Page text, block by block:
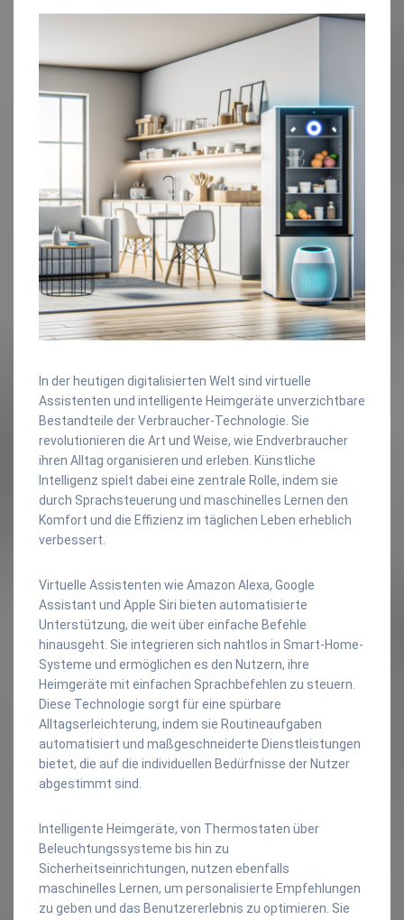
In der heutigen digitalisierten Welt sind virtuelle
Assistenten und intelligente Heimgeräte unverzichtbare
Bestandteile der Verbraucher-Technologie. Sie
revolutionieren die Art und Weise, wie Endverbraucher
ihren Alltag organisieren und erleben. Künstliche
Intelligenz spielt dabei eine zentrale Rolle, indem sie
durch Sprachsteuerung und maschinelles Lernen den
Komfort und die Effizienz im täglichen Leben erheblich
verbessert.
Virtuelle Assistenten wie Amazon Alexa, Google
Assistant und Apple Siri bieten automatisierte
Unterstützung, die weit über einfache Befehle
hinausgeht. Sie integrieren sich nahtlos in Smart-Home-
Systeme und ermöglichen es den Nutzern, ihre
Heimgeräte mit einfachen Sprachbefehlen zu steuern.
Diese Technologie sorgt für eine spürbare
Alltagserleichterung, indem sie Routineaufgaben
automatisiert und maßgeschneiderte Dienstleistungen
bietet, die auf die individuellen Bedürfnisse der Nutzer
abgestimmt sind.
Intelligente Heimgeräte, von Thermostaten über
Beleuchtungssysteme bis hin zu
Sicherheitseinrichtungen, nutzen ebenfalls
maschinelles Lernen, um personalisierte Empfehlungen
zu geben und das Benutzererlebnis zu optimieren. Sie